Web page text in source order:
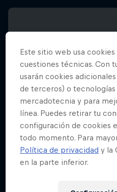
Este sitio web usa
cuestiones técnicas. Con
usarán cookies
de terceros) o
mercadotecnia y para
línea. Puedes retirar tu
configuración de cookies
todo momento. Para
Política de privacidad y la
en la parte inferior.